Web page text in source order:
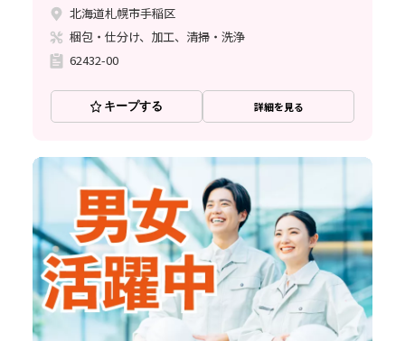
北海道札幌市手稲区
梱包・仕分け、加工、清掃・洗浄
62432-00
キープする 詳細を見る